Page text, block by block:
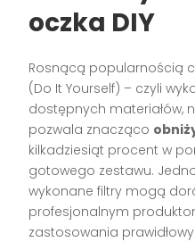
oczka DIY
Rosnącą popularnością
(Do It Yourself) – czyli
dostępnych materiałów,
pozwala znacząco
kilkadziesiąt procent w
gotowego zestawu.
wykonane filtry mogą
profesjonalnym
zastosowania